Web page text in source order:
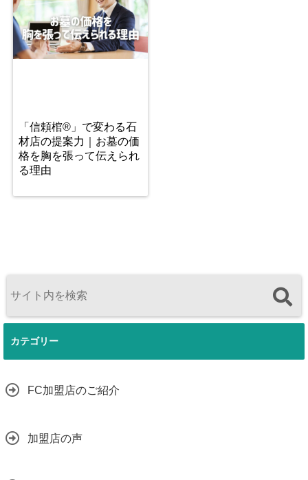
「信頼棺®」で変わる石
材店の提案力｜お墓の価
格を胸を張って伝えられ
る理由
カテゴリー
FC加盟店のご紹介
加盟店の声